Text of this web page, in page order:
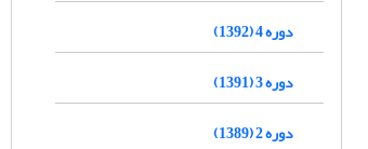
دوره 4 (1392)
دوره 3 (1391)
دوره 2 (1389)